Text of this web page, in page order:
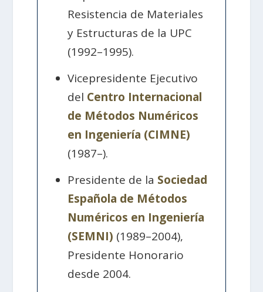
Resistencia de Materiales
y Estructuras de la UPC
(1992–1995).
Vicepresidente Ejecutivo
del Centro Internacional
de Métodos Numéricos
en Ingeniería (CIMNE)
(1987–).
Presidente de la Sociedad
Española de Métodos
Numéricos en Ingeniería
(SEMNI) (1989–2004),
Presidente Honorario
desde 2004.